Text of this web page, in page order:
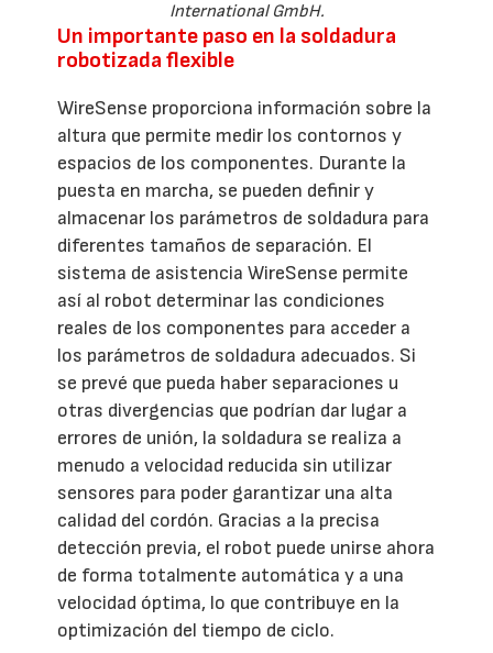
International GmbH.
Un importante paso en la soldadura
robotizada flexible
WireSense proporciona información sobre la
altura que permite medir los contornos y
espacios de los componentes. Durante la
puesta en marcha, se pueden definir y
almacenar los parámetros de soldadura para
diferentes tamaños de separación. El
sistema de asistencia WireSense permite
así al robot determinar las condiciones
reales de los componentes para acceder a
los parámetros de soldadura adecuados. Si
se prevé que pueda haber separaciones u
otras divergencias que podrían dar lugar a
errores de unión, la soldadura se realiza a
menudo a velocidad reducida sin utilizar
sensores para poder garantizar una alta
calidad del cordón. Gracias a la precisa
detección previa, el robot puede unirse ahora
de forma totalmente automática y a una
velocidad óptima, lo que contribuye en la
optimización del tiempo de ciclo.